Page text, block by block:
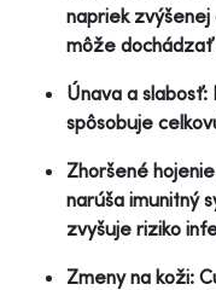
napriek
môže dochádzať
Únava a
spôsobuje
Zhoršené
narúša imunitný
zvyšuje riziko
Zmeny na koži: